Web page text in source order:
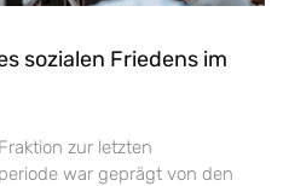
sozialen Friedens im
zur letzten
war geprägt von den